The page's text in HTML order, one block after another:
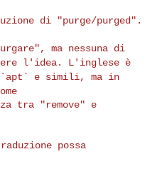
di "purge/purged".
ma nessuna di
l'idea. L'inglese è
`apt` e simili, ma in
tra "remove" e
possa